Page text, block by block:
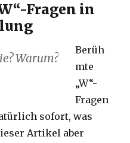
Fragen in
Warum?
Berüh
mte
„W“-
Fragen
sofort, was
Artikel aber